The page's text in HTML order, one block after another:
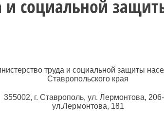
и социальной
труда и социальной защиты
Ставропольского края
355002, г. Ставрополь, ул. Лермонтова,
ул.Лермонтова, 181